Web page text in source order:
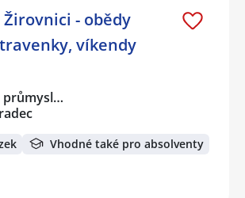
- obědy
víkendy
průmysl…
Vhodné také pro absolventy